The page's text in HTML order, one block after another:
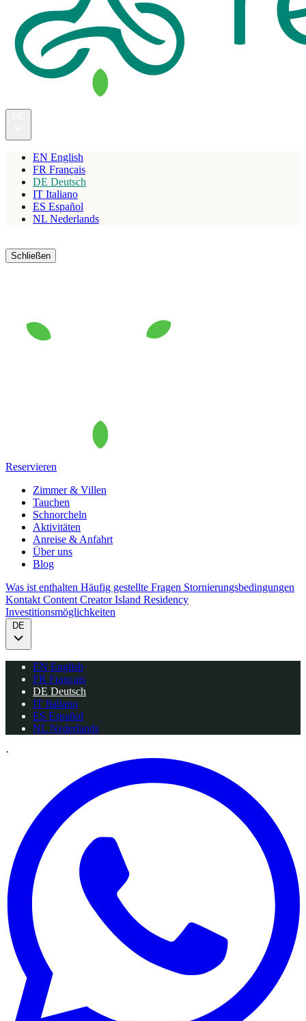
EN English
FR Français
DE Deutsch
IT Italiano
ES Español
NL Nederlands
Schließen
Reservieren
Zimmer & Villen
Tauchen
Schnorcheln
Aktivitäten
Anreise & Anfahrt
Über uns
Blog
Was ist enthalten Häufig gestellte Fragen Stornierungsbedingungen
Kontakt Content CreatorIsland Residency
Investitionsmöglichkeiten
DE
EN English
FR Français
DE Deutsch
IT Italiano
ES Español
NL Nederlands
·